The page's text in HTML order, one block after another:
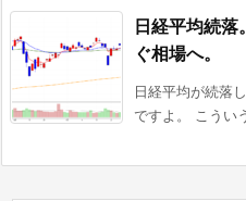
日経平均続
ぐ相場へ。
日経平均が続落
ですよ。 こうい